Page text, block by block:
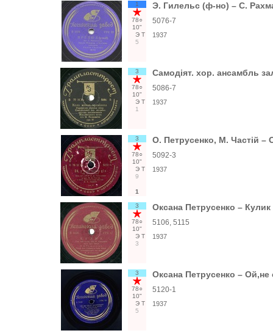
1
78○
10"
Э Т
5
Э. Гилельс (ф-но) – С.
5076-7
1937
3
78○
10"
Э Т
1
Самодіят. хор. ансамбль
5086-7
1937
3
78○
10"
Э Т
9
1
О. Петрусенко, М. Частій –
5092-3
1937
3
78○
10"
Э Т
3
Оксана Петрусенко –
5106, 5115
1937
3
78○
10"
Э Т
5
Оксана Петрусенко – Ой,не
5120-1
1937